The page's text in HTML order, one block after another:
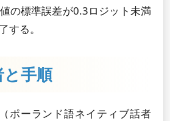
の標準誤差が0.3ロジット未満
する。
手順
ポーランド語ネイティブ話者